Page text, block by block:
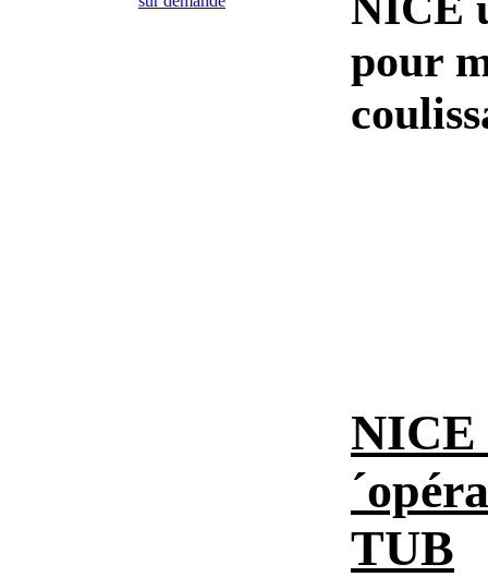
pour
NICE
TUB